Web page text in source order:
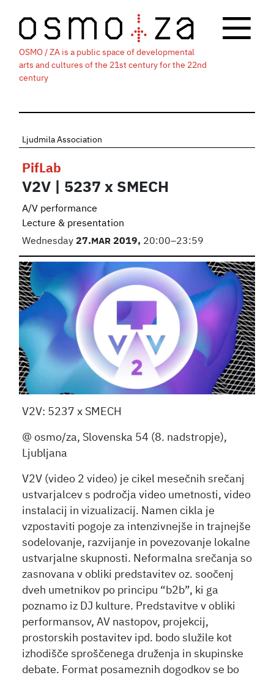
OSMO / ZA is a public space of developmental
arts and cultures of the 21st century for the 22nd
century
Ljudmila Association
PifLab
V2V | 5237 x SMECH
A/V performance
Lecture & presentation
Wednesday27. MAR2019, 20:00–23:59
V2V: 5237 x SMECH
@ osmo/za, Slovenska 54 (8. nadstropje),
Ljubljana
V2V (video 2 video) je cikel mesečnih srečanj
ustvarjalcev s področja video umetnosti, video
instalacij in vizualizacij. Namen cikla je
vzpostaviti pogoje za intenzivnejše in trajnejše
sodelovanje, razvijanje in povezovanje lokalne
ustvarjalne skupnosti. Neformalna srečanja so
zasnovana v obliki predstavitev oz. soočenj
dveh umetnikov po principu “b2b”, ki ga
poznamo iz DJ kulture. Predstavitve v obliki
performansov, AV nastopov, projekcij,
prostorskih postavitev ipd. bodo služile kot
izhodišče sproščenega druženja in skupinske
debate. Format posameznih dogodkov se bo